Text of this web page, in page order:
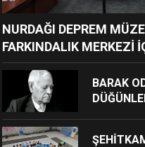
NURDAĞI DEPREM
FARKINDALIK MERKEZİ
PROTOKOLÜ
BARAK